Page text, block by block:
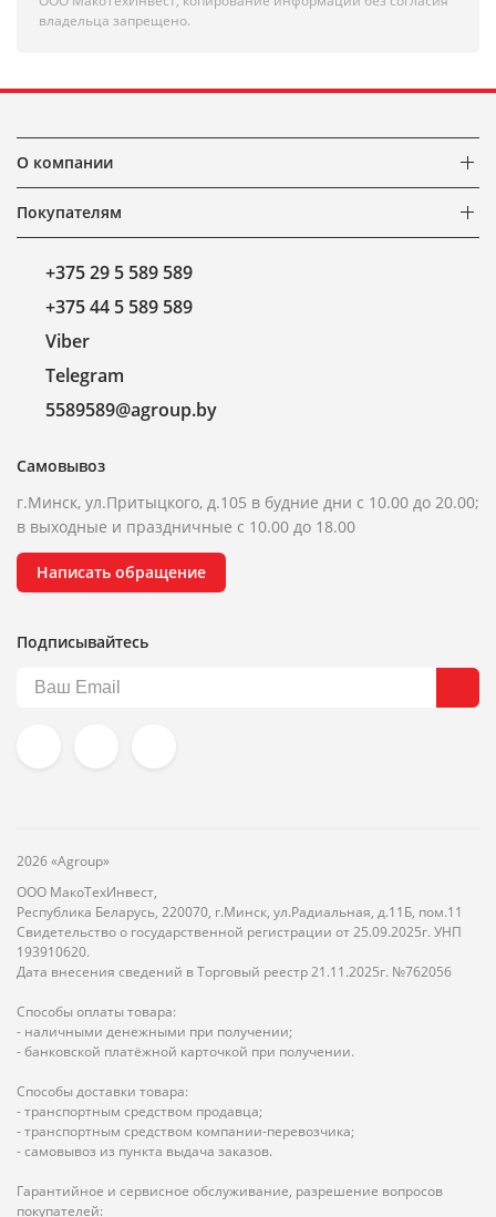
владельца запрещено.
О компании
Покупателям
+375 29 5 589 589
+375 44 5 589 589
Viber
Telegram
5589589@agroup.by
Самовывоз
г.Минск, ул.Притыцкого, д.105 в будние дни с 10.00 до 20.00;
в выходные и праздничные с 10.00 до 18.00
Написать обращение
Подписывайтесь
2026 «Agroup»
ООО МакоТехИнвест,
Республика Беларусь, 220070, г.Минск, ул.Радиальная, д.11Б, пом.11
Свидетельство о государственной регистрации от 25.09.2025г. УНП
193910620.
Дата внесения сведений в Торговый реестр 21.11.2025г. №762056
Способы оплаты товара:
- наличными денежными при получении;
- банковской платёжной карточкой при получении.
Способы доставки товара:
- транспортным средством продавца;
- транспортным средством компании-перевозчика;
- самовывоз из пункта выдача заказов.
Гарантийное и сервисное обслуживание, разрешение вопросов
покупателей: